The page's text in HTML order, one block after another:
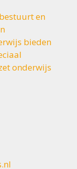
en
bieden
onderwijs